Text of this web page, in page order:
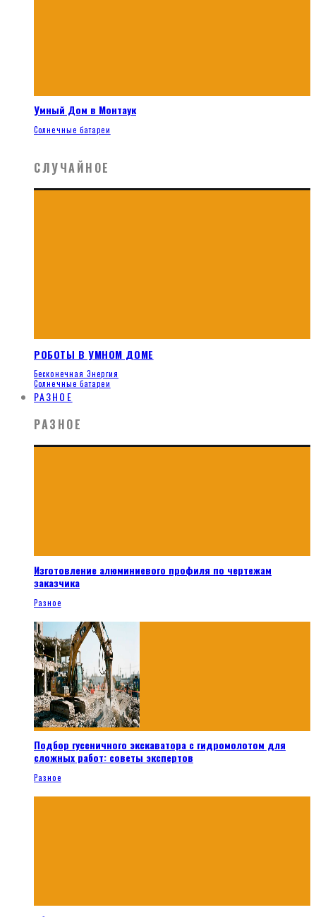
Умный Дом в Монтаук
Солнечные батареи
СЛУЧАЙНОЕ
РОБОТЫ В УМНОМ ДОМЕ
Бесконечная Энергия
Солнечные батареи
РАЗНОЕ
РАЗНОЕ
Изготовление алюминиевого профиля по чертежам
заказчика
Разное
Подбор гусеничного экскаватора с гидромолотом для
сложных работ: советы экспертов
Разное